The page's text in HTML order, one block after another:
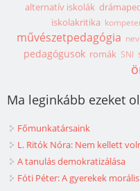
alternatív iskolák
iskolakritika
művészetpedagógia
pedagógusok romák SNI
Ma leginkább ezeket
Főmunkatársaink
L. Ritók Nóra: Nem kellett
A tanulás demokratizálása
Fóti Péter: A gyerekek